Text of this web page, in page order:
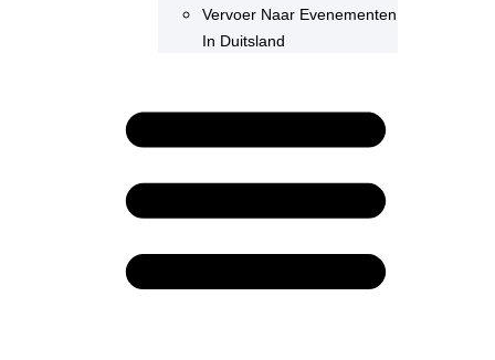
Vervoer Naar Evenementen
In Duitsland